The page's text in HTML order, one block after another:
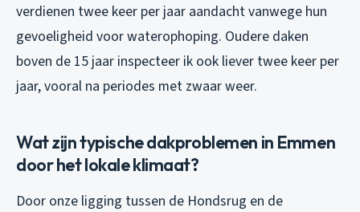
verdienen twee keer per jaar aandacht vanwege hun
gevoeligheid voor waterophoping. Oudere daken
boven de 15 jaar inspecteer ik ook liever twee keer per
jaar, vooral na periodes met zwaar weer.
Wat zijn typische dakproblemen in Emmen
door het lokale klimaat?
Door onze ligging tussen de Hondsrug en de